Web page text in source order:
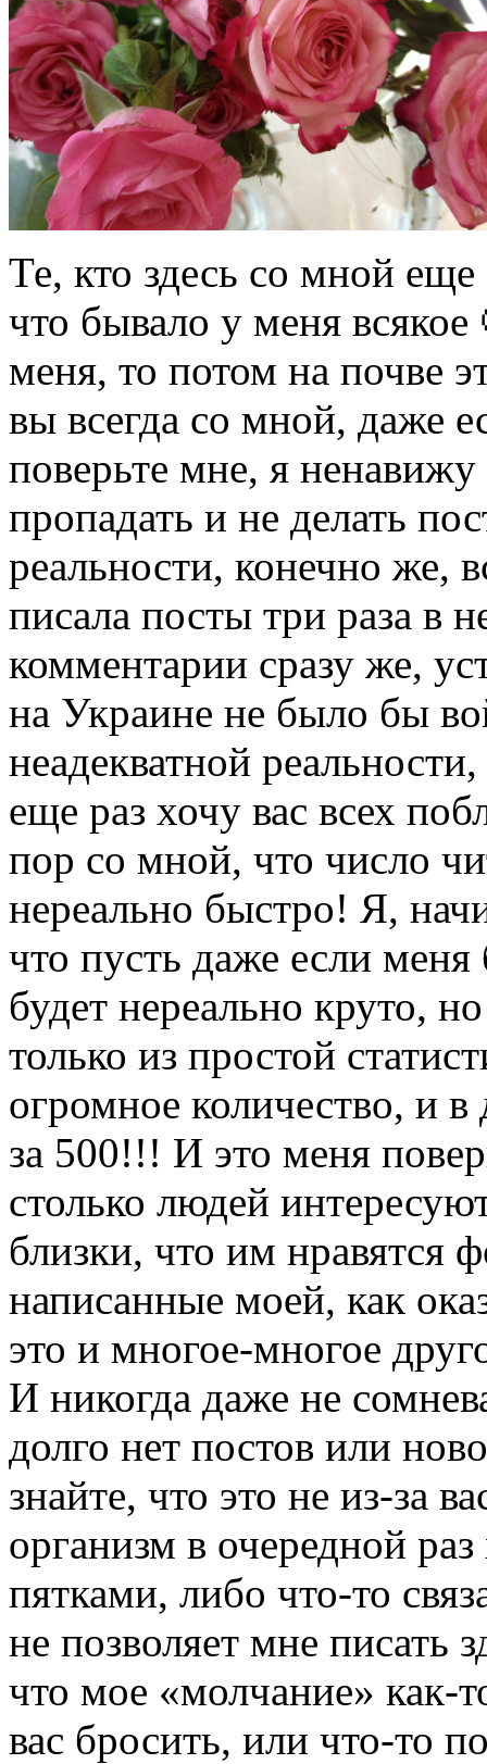
Те, кто здесь со мной
что бывало у меня
меня, то потом на почве
вы всегда со мной, даже
поверьте мне, я
пропадать и не делать
реальности, конечно же,
писала посты три раза в
комментарии сразу же,
на Украине не было бы
неадекватной
еще раз хочу вас всех
пор со мной, что число
нереально быстро! Я,
что пусть даже если меня
будет нереально круто,
только из простой
огромное количество, и
за 500!!! И это меня
столько людей
близки, что им нравятся
написанные моей, как
это и многое-многое
И никогда даже не
долго нет постов или
знайте, что это не из-за
организм в очередной
пятками, либо что-то
не позволяет мне писать
что мое «молчание» как-
вас бросить, или что-то